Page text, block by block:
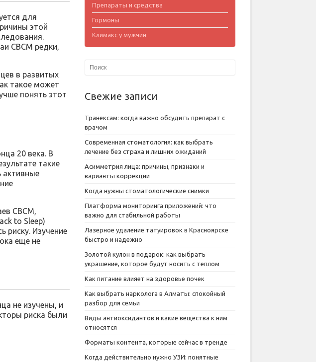
для
этой
СВСМ редки,
в развитых
такое может
понять этот
20 века. В
такие
активные
СВСМ,
to Sleep)
риску. Изучение
еще не
не изучены, и
риска были
Препараты и средства
Гормоны
Климакс у мужчин
Свежие записи
Транексам: когда важно обсудить препарат с
врачом
Современная стоматология: как выбрать
лечение без страха и лишних ожиданий
Асимметрия лица: причины, признаки и
варианты коррекции
Когда нужны стоматологические снимки
Платформа мониторинга приложений: что
важно для стабильной работы
Лазерное удаление татуировок в Красноярске
быстро и надежно
Золотой кулон в подарок: как выбрать
украшение, которое будут носить с теплом
Как питание влияет на здоровье почек
Как выбрать нарколога в Алматы: спокойный
разбор для семьи
Виды антиоксидантов и какие вещества к ним
относятся
Форматы контента, которые сейчас в тренде
Когда действительно нужно УЗИ: понятные